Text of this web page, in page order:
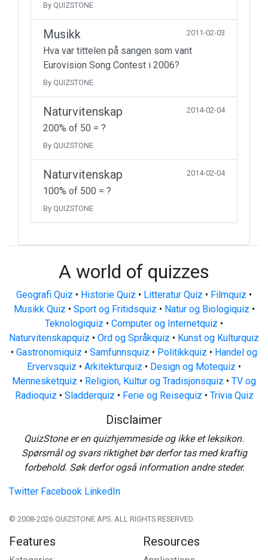
By QUIZSTONE
Musikk 2011-02-03
Hva var tittelen på sangen som vant
Eurovision Song Contest i 2006?
By QUIZSTONE
Naturvitenskap 2014-02-04
200% of 50 = ?
By QUIZSTONE
Naturvitenskap 2014-02-04
100% of 500 = ?
By QUIZSTONE
A world of quizzes
Geografi Quiz • Historie Quiz • Litteratur Quiz • Filmquiz •
Musikk Quiz • Sport og Fritidsquiz • Natur og Biologiquiz •
Teknologiquiz • Computer og Internetquiz •
Naturvitenskapquiz • Ord og Språkquiz • Kunst og Kulturquiz
• Gastronomiquiz • Samfunnsquiz • Politikkquiz • Handel og
Ervervsquiz • Arkitekturquiz • Design og Motequiz •
Mennesketquiz • Religion, Kultur og Tradisjonsquiz • TV og
Radioquiz • Sladderquiz • Ferie og Reisequiz • Trivia Quiz
Disclaimer
QuizStone er en quizhjemmeside og ikke et leksikon.
Spørsmål og svars riktighet bør derfor tas med kraftig
forbehold. Søk derfor også information andre steder.
Twitter Facebook LinkedIn
© 2008-2026 QUIZSTONE APS. ALL RIGHTS RESERVED.
Features Resources